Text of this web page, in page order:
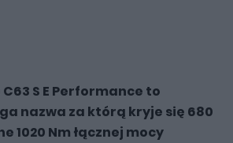
S E Performance to
nazwa za którą kryje się 680
1020 Nm łącznej mocy